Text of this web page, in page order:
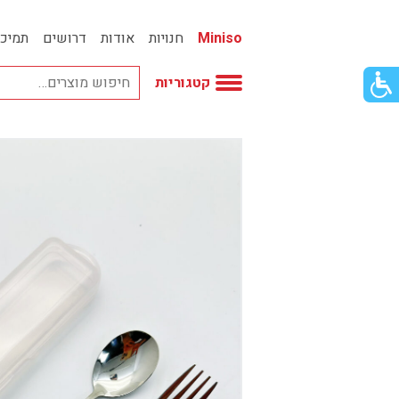
כפתור
לפתיחת
Miniso חנויות אודות דרושים
קטגוריות
בעלי חיים
בקבוקים